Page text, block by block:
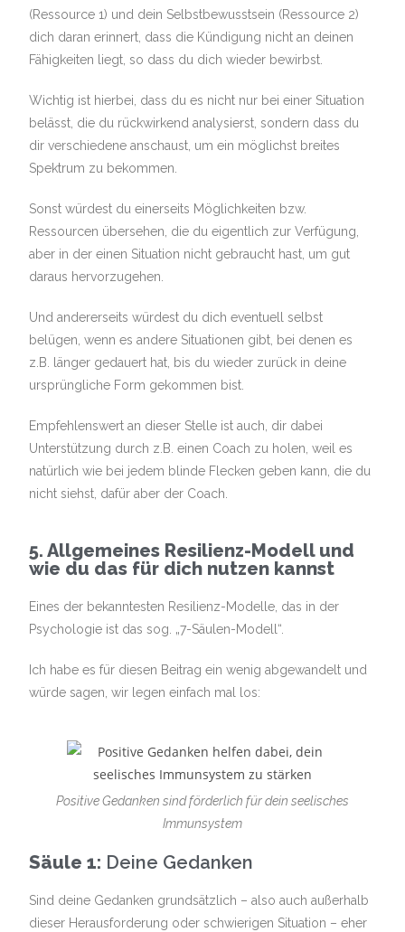
(Ressource 1) und dein Selbstbewusstsein (Ressource 2)
dich daran erinnert, dass die Kündigung nicht an deinen
Fähigkeiten liegt, so dass du dich wieder bewirbst.
Wichtig ist hierbei, dass du es nicht nur bei einer Situation
belässt, die du rückwirkend analysierst, sondern dass du
dir verschiedene anschaust, um ein möglichst breites
Spektrum zu bekommen.
Sonst würdest du einerseits Möglichkeiten bzw.
Ressourcen übersehen, die du eigentlich zur Verfügung,
aber in der einen Situation nicht gebraucht hast, um gut
daraus hervorzugehen.
Und andererseits würdest du dich eventuell selbst
belügen, wenn es andere Situationen gibt, bei denen es
z.B. länger gedauert hat, bis du wieder zurück in deine
ursprüngliche Form gekommen bist.
Empfehlenswert an dieser Stelle ist auch, dir dabei
Unterstützung durch z.B. einen Coach zu holen, weil es
natürlich wie bei jedem blinde Flecken geben kann, die du
nicht siehst, dafür aber der Coach.
5. Allgemeines Resilienz-Modell und
wie du das für dich nutzen kannst
Eines der bekanntesten Resilienz-Modelle, das in der
Psychologie ist das sog. „7-Säulen-Modell“.
Ich habe es für diesen Beitrag ein wenig abgewandelt und
würde sagen, wir legen einfach mal los:
Positive Gedanken sind förderlich für dein seelisches
Immunsystem
Säule 1: Deine Gedanken
Sind deine Gedanken grundsätzlich – also auch außerhalb
dieser Herausforderung oder schwierigen Situation – eher